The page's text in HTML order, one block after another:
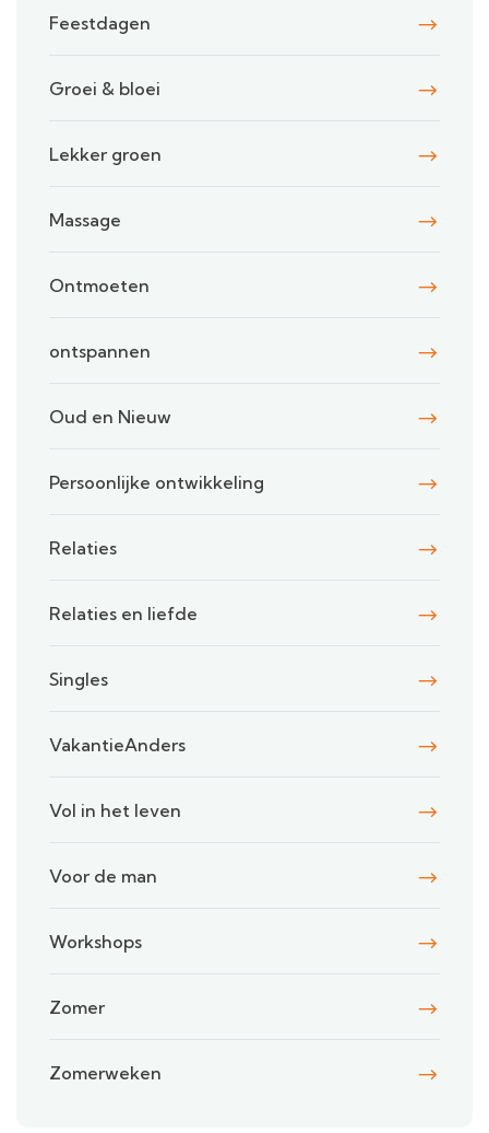
Feestdagen
Groei & bloei
Lekker groen
Massage
Ontmoeten
ontspannen
Oud en Nieuw
Persoonlijke ontwikkeling
Relaties
Relaties en liefde
Singles
VakantieAnders
Vol in het leven
Voor de man
Workshops
Zomer
Zomerweken